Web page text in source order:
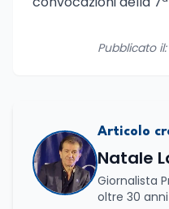
Pubblicato
Articolo
Natale
Giornalista
oltre 30